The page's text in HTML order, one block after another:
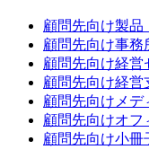
顧問先向け製品
顧問先向け事務
顧問先向け経営
顧問先向け経営
顧問先向けメデ
顧問先向けオフ
顧問先向け小冊